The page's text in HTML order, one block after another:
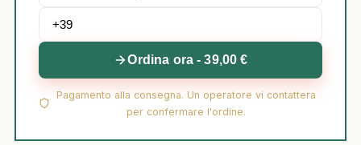
Ordina ora - 39,00 €
Pagamento alla consegna. Un operatore vi contattera
per confermare l'ordine.